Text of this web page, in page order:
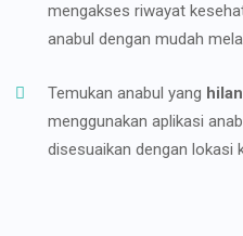
mengakses riwayat
anabul dengan mudah
Temukan anabul yang
menggunakan aplikasi
disesuaikan dengan lokasi